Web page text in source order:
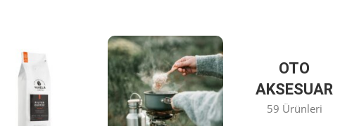
OTO
AKSESUAR
59 Ürünleri